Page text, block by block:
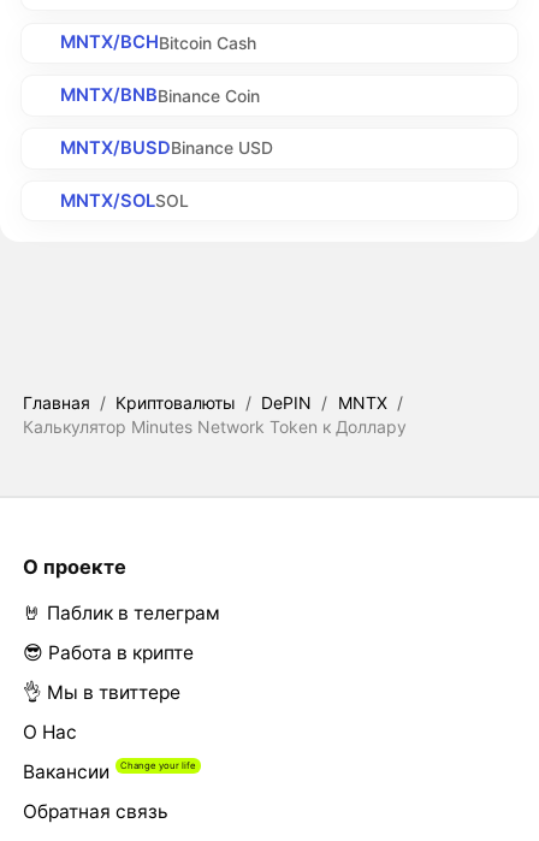
MNTX/BCHBitcoin Cash
MNTX/BNBBinance Coin
MNTX/BUSDBinance USD
MNTX/SOLSOL
Главная / Криптовалюты / DePIN / MNTX /
Калькулятор Minutes Network Token к Доллару
О проекте
🤘 Паблик в телеграм
😎 Работа в крипте
👌 Мы в твиттере
О Нас
Вакансии
Обратная связь